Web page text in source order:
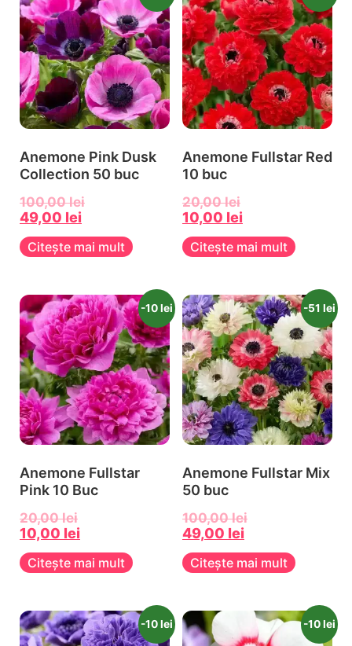
Anemone Pink Dusk
Collection 50 buc
100,00lei
49,00 lei
Citește mai mult
Anemone Fullstar Red
10 buc
20,00lei
10,00 lei
Citește mai mult
-10 lei
Anemone Fullstar
Pink 10 Buc
20,00lei
10,00 lei
Citește mai mult
-51 lei
Anemone Fullstar Mix
50 buc
100,00lei
49,00 lei
Citește mai mult
-10 lei -10 lei